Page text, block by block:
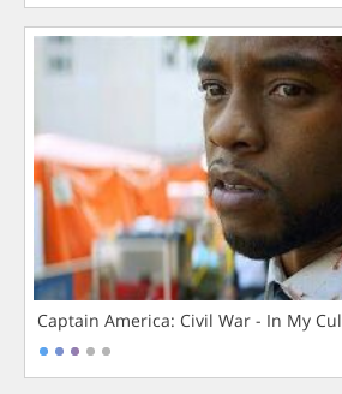
Captain America: Civil War - In My